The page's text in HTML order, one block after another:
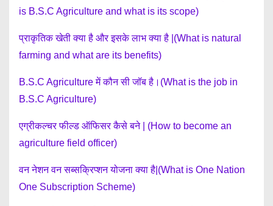
is B.S.C Agriculture and what is its scope)
प्राकृतिक खेती क्या है और इसके लाभ क्या है |(What is natural
farming and what are its benefits)
B.S.C Agriculture में कौन सी जॉब है।(What is the job in
B.S.C Agriculture)
एग्रीकल्चर फील्ड ऑफिसर कैसे बने | (How to become an
agriculture field officer)
वन नेशन वन सब्सक्रिप्शन योजना क्या है|(What is One Nation
One Subscription Scheme)